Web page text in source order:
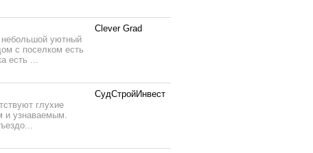
уютный
с поселком есть
есть ...
Clever Grad
глухие
и узнаваемым.
СудСтройИнвест